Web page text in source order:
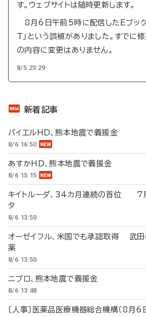
す。ウェブサイトは随時更新します。
8月6日午前5時に配信したEブック
T」という誤植がありました。すでに
の内容に変更はありません。
8/5 23:29
新着記事
バイエルHD、熊本地震で義援金
8/6 16:50
あすかHD、熊本地震で義援金
8/6 15:15
キイトルーダ、34カ月連続の首位 7月
タ
8/6 13:50
オーゼイフル、米国でも承認取得 武
薬
8/6 13:50
ニプロ、熊本地震で義援金
8/6 13:48
〔人事〕医薬品医療機器総合機構（8